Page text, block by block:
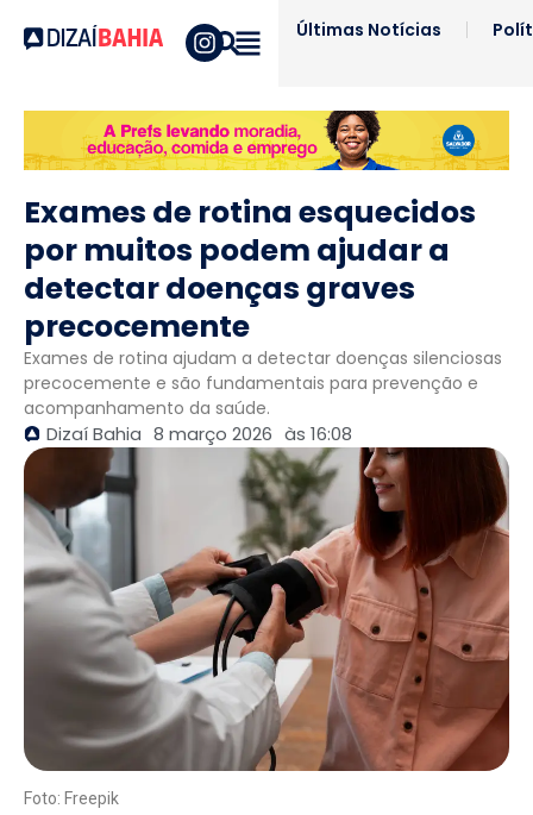
Últimas Notícias
Exames de rotina esquecidos
por muitos podem ajudar a
detectar doenças graves
precocemente
Exames de rotina ajudam a detectar doenças silenciosas
precocemente e são fundamentais para prevenção e
acompanhamento da saúde.
Dizaí Bahia 8 março 2026 às 16:08
Foto: Freepik